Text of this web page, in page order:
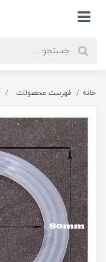
خانه فهرست محصولات